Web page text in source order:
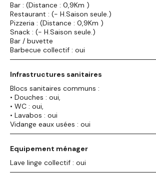
Bar : (Distance : 0,9Km )
Restaurant : (- H.Saison seule.)
Pizzeria : (Distance : 0,9Km )
Snack : (- H.Saison seule.)
Bar / buvette
Barbecue collectif : oui
Infrastructures sanitaires
Blocs sanitaires communs :
• Douches : oui,
• WC : oui,
• Lavabos : oui
Vidange eaux usées : oui
Equipement ménager
Lave linge collectif : oui